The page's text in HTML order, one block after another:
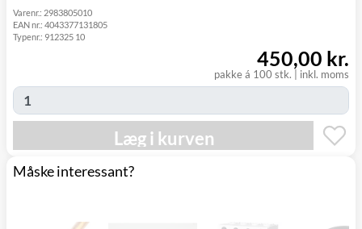
GLS
GLS Erhverv 49,00 kr.
Tirsdag d. 18/8
-
Click&Collect i
(9230)
0,00 kr.
- fredag d. 21/8
Varenr.: 2983805010
EAN nr.: 4043377131805
Typenr.: 912325 10
pakke á 100 stk. inkl. moms
450,00 kr.
Læg i kurven
Måske interessant?